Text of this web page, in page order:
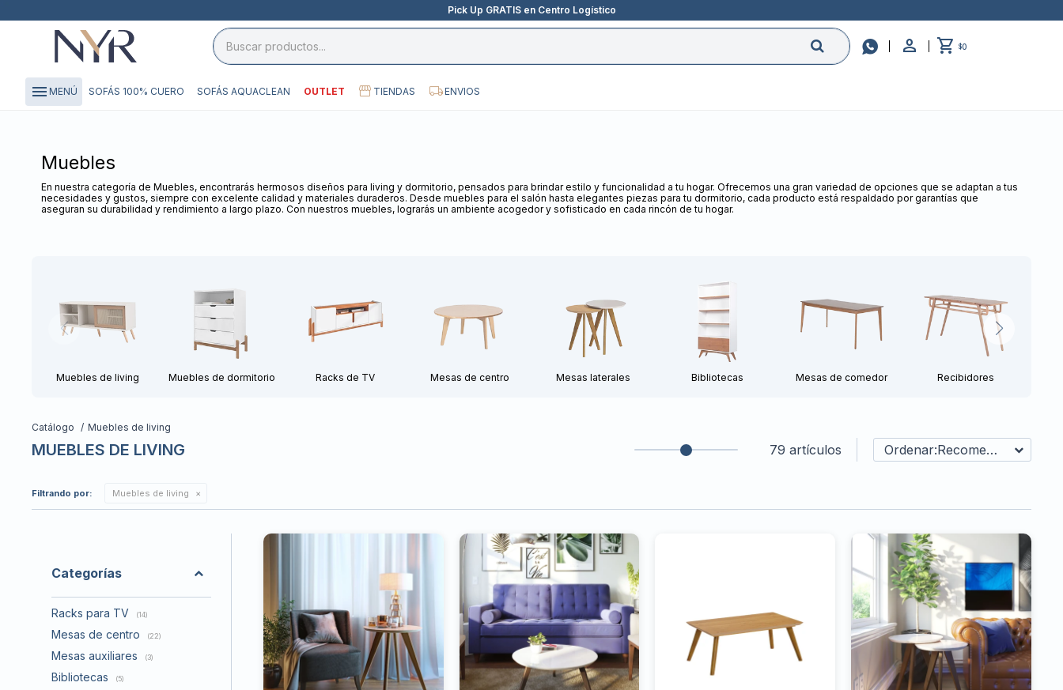
Pick Up GRATIS en Centro Logístico
 $0
menu MENÚ SOFÁS 100% CUERO SOFÁS AQUACLEAN OUTLET TIENDAS ENVIOS
Muebles
En nuestra categoría de Muebles, encontrarás hermosos diseños para living y dormitorio, pensados para brindar estilo y funcionalidad a tu hogar. Ofrecemos una gran variedad de opciones que se adaptan a tus
necesidades y gustos, siempre con excelente calidad y materiales duraderos. Desde muebles para el salón hasta elegantes piezas para tu dormitorio, cada producto está respaldado por garantías que
aseguran su durabilidad y rendimiento a largo plazo. Con nuestros muebles, lograrás un ambiente acogedor y sofisticado en cada rincón de tu hogar.
Muebles de living Muebles de dormitorio Racks de TV Mesas de centro Mesas laterales Bibliotecas Mesas de comedor Recibidores
Catálogo Muebles de living
MUEBLES DE LIVING 79 artículos Recomendados
Filtrando por: Muebles de living
Categorías
Racks para TV (14)
Mesas de centro (22)
Mesas auxiliares (3)
Bibliotecas (5)
close